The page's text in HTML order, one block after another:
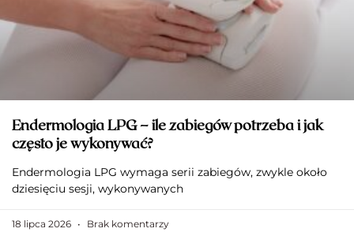
Endermologia LPG – ile zabiegów potrzeba i jak
często je wykonywać?
Endermologia LPG wymaga serii zabiegów, zwykle około
dziesięciu sesji, wykonywanych
18 lipca 2026 Brak komentarzy